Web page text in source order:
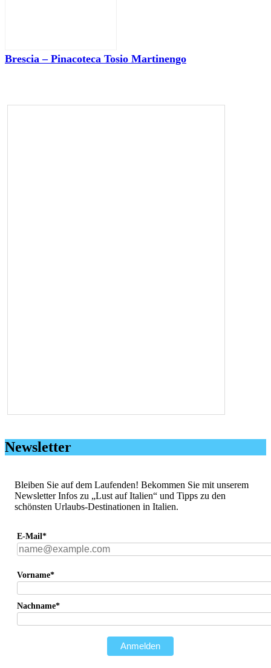
Brescia – Pinacoteca Tosio Martinengo
Newsletter
Bleiben Sie auf dem Laufenden! Bekommen Sie mit unserem
Newsletter Infos zu „Lust auf Italien“ und Tipps zu den
schönsten Urlaubs-Destinationen in Italien.
E-Mail*
Vorname*
Nachname*
Anmelden